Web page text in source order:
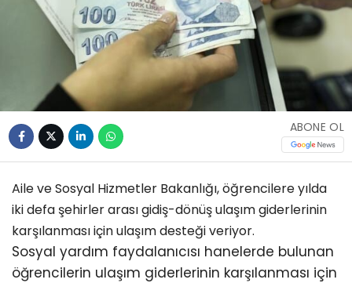
ABONE OL
Aile ve Sosyal Hizmetler Bakanlığı, öğrencilere yılda
iki defa şehirler arası gidiş-dönüş ulaşım giderlerinin
karşılanması için ulaşım desteği veriyor.
Sosyal yardım faydalanıcısı hanelerde bulunan
öğrencilerin ulaşım giderlerinin karşılanması için